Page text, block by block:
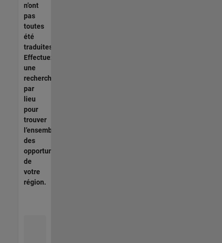
n’ont
pas
toutes
été
traduites.
Effectuez
une
recherche
par
lieu
pour
trouver
l’ensemble
des
opportunités
de
votre
région.